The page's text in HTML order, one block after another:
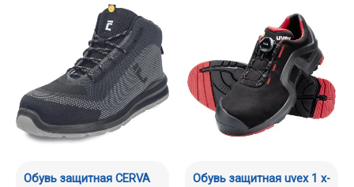
Обувь защитная CERVA
Обувь защитная uvex 1 x-